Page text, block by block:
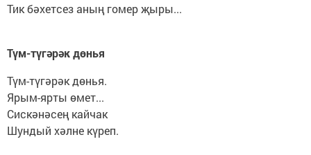
Тик бәхетсез аның гомер җыры...
Түм-түгәрәк дөнья
Түм-түгәрәк дөнья.
Ярым-ярты өмет...
Сискәнәсең кайчак
Шундый хәлне күреп.